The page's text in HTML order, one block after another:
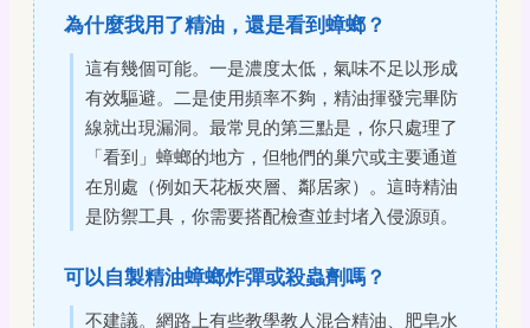
為什麼我用了精油，還是看到蟑螂？
這有幾個可能。一是濃度太低，氣味不足以形成
有效驅避。二是使用頻率不夠，精油揮發完畢防
線就出現漏洞。最常見的第三點是，你只處理了
「看到」蟑螂的地方，但牠們的巢穴或主要通道
在別處（例如天花板夾層、鄰居家）。這時精油
是防禦工具，你需要搭配檢查並封堵入侵源頭。
可以自製精油蟑螂炸彈或殺蟲劑嗎？
不建議。網路上有些教學教人混合精油、肥皂水